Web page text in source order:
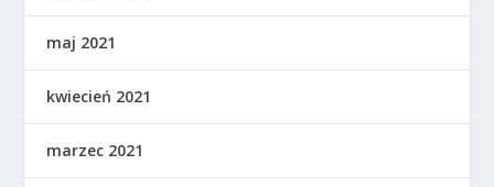
maj 2021
kwiecień 2021
marzec 2021